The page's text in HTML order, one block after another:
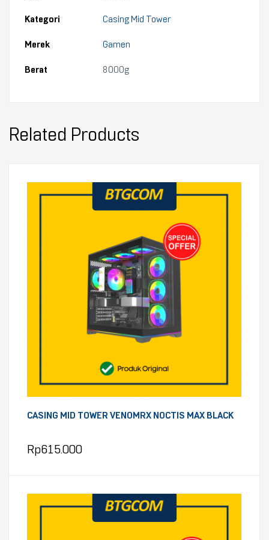
Kategori Casing Mid Tower
Merek Gamen
Berat 8000g
Related Products
CASING MID TOWER VENOMRX NOCTIS MAX BLACK
Rp615.000